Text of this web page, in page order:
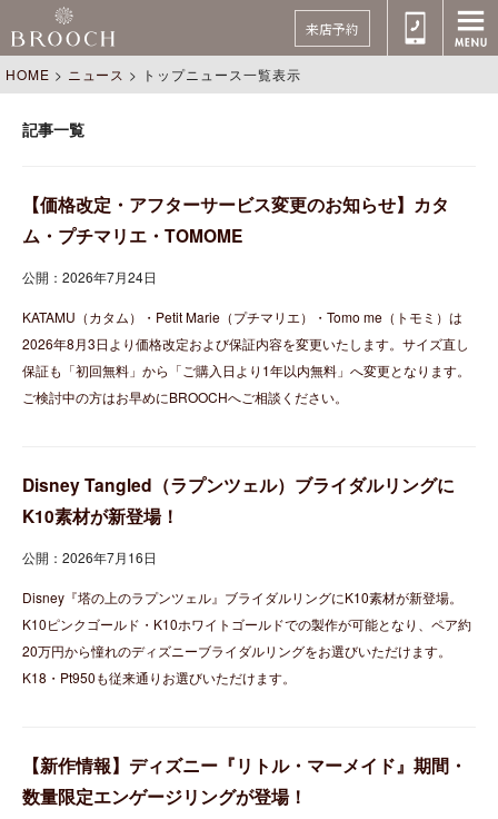
来店予約
HOME > ニュース > トップニュース一覧表示
記事一覧
【価格改定・アフターサービス変更のお知らせ】カタ
ム・プチマリエ・TOMOME
公開：2026年7月24日
KATAMU（カタム）・Petit Marie（プチマリエ）・Tomo me（トモミ）は
2026年8月3日より価格改定および保証内容を変更いたします。サイズ直し
保証も「初回無料」から「ご購入日より1年以内無料」へ変更となります。
ご検討中の方はお早めにBROOCHへご相談ください。
Disney Tangled（ラプンツェル）ブライダルリングに
K10素材が新登場！
公開：2026年7月16日
Disney『塔の上のラプンツェル』ブライダルリングにK10素材が新登場。
K10ピンクゴールド・K10ホワイトゴールドでの製作が可能となり、ペア約
20万円から憧れのディズニーブライダルリングをお選びいただけます。
K18・Pt950も従来通りお選びいただけます。
【新作情報】ディズニー『リトル・マーメイド』期間・
数量限定エンゲージリングが登場！